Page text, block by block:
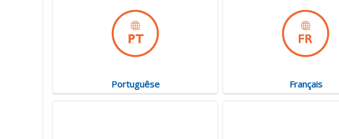
Portuguêse Français